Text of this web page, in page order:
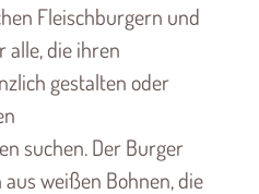
Fleischburgern und
alle, die ihren
gestalten oder
suchen. Der Burger
weißen Bohnen, die